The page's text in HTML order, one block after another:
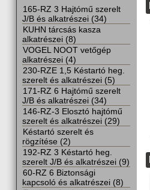
165-RZ 3 Hajtómű szerelt
J/B és alkatrészei (34)
KUHN tárcsás kasza
alkatrészei (8)
VOGEL NOOT vetőgép
alkatrészei (4)
230-RZE 1,5 Késtartó heg.
szerelt és alkatrészei (5)
171-RZ 6 Hajtómű szerelt
J/B és alkatrészei (34)
146-RZ-3 Elosztó hajtómű
szerelt és alkatrészei (29)
Késtartó szerelt és
rögzítése (2)
192-RZ 3 Késtartó heg.
szerelt J/B és alkatrészei (9)
60-RZ 6 Biztonsági
kapcsoló és alkatrészei (8)